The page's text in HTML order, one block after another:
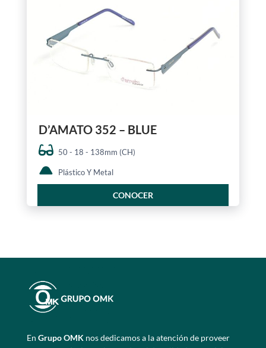
D’AMATO 352 – BLUE
50 - 18 - 138mm (CH)
Plástico Y Metal
CONOCER
En Grupo OMKnos dedicamos a la atención de proveer